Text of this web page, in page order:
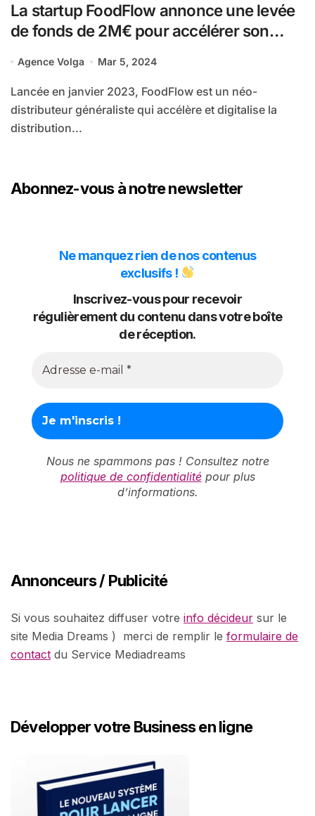
La startup FoodFlow annonce une levée
de fonds de 2M€ pour accélérer son
Agence Volga Mar 5, 2024
Lancée en janvier 2023, FoodFlow est un néo-
distributeur généraliste qui accélère et digitalise la
distribution...
Abonnez-vous à notre newsletter
Ne manquez rien de nos contenus
exclusifs !
Inscrivez-vous pour recevoir
régulièrement du contenu dans votre boîte
de réception.
Nous ne spammons pas ! Consultez notre
politique de confidentialitépour plus
d’informations.
Annonceurs / Publicité
Si vous souhaitez diffuser votre info décideur sur le
site Media Dreams ) merci de remplir le formulaire de
contact du Service Mediadreams
Développer votre Business en ligne